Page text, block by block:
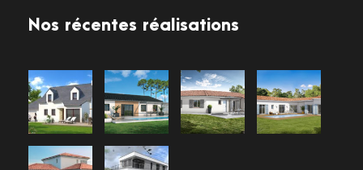
Nos récentes réalisations